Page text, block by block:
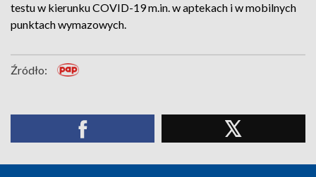
testu w kierunku COVID-19 m.in. w aptekach i w mobilnych
punktach wymazowych.
Źródło: